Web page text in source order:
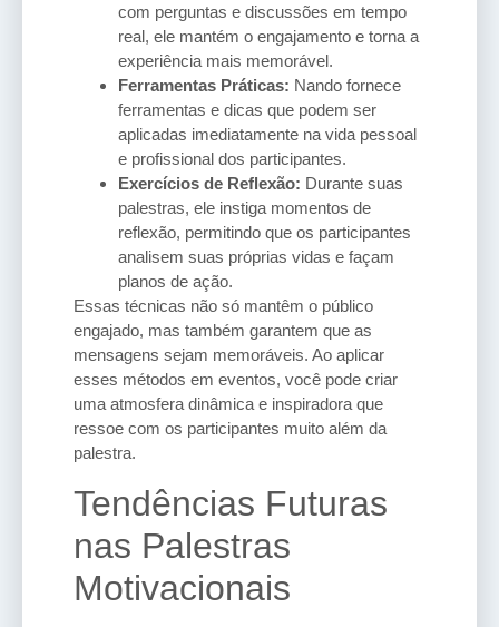
com perguntas e discussões em tempo
real, ele mantém o engajamento e torna a
experiência mais memorável.
Ferramentas Práticas: Nando fornece
ferramentas e dicas que podem ser
aplicadas imediatamente na vida pessoal
e profissional dos participantes.
Exercícios de Reflexão: Durante suas
palestras, ele instiga momentos de
reflexão, permitindo que os participantes
analisem suas próprias vidas e façam
planos de ação.
Essas técnicas não só mantêm o público
engajado, mas também garantem que as
mensagens sejam memoráveis. Ao aplicar
esses métodos em eventos, você pode criar
uma atmosfera dinâmica e inspiradora que
ressoe com os participantes muito além da
palestra.
Tendências Futuras
nas Palestras
Motivacionais